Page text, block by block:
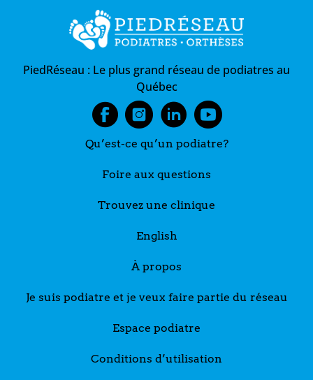
PiedRéseau : Le plus grand réseau de podiatres au
Québec
Qu’est-ce qu’un podiatre?
Foire aux questions
Trouvez une clinique
English
À propos
Je suis podiatre et je veux faire partie du réseau
Espace podiatre
Conditions d’utilisation